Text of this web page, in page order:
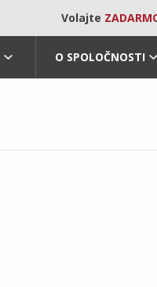
Volajte
O SPOLOČNOSTI